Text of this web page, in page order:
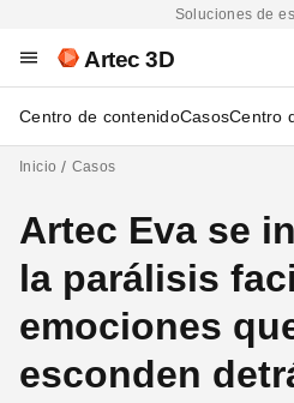
Soluciones de
Artec 3D
Centro de contenidoCasosCentro
Inicio Casos
Artec Eva se
la parálisis
emociones
esconden